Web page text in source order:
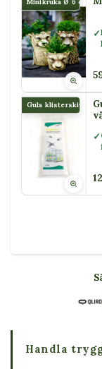
Gula klisterskivor
Handla